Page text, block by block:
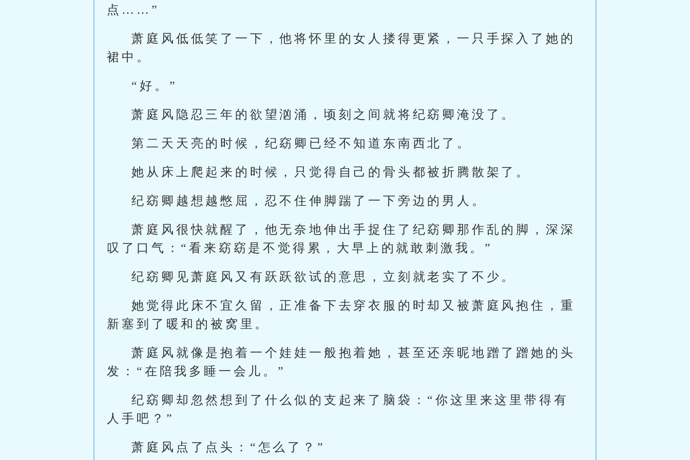
点……”
萧庭风低低笑了一下，他将怀里的女人搂得更紧，一只手探入了她的
裙中。
“好。”
萧庭风隐忍三年的欲望汹涌，顷刻之间就将纪窈卿淹没了。
第二天天亮的时候，纪窈卿已经不知道东南西北了。
她从床上爬起来的时候，只觉得自己的骨头都被折腾散架了。
纪窈卿越想越憋屈，忍不住伸脚踹了一下旁边的男人。
萧庭风很快就醒了，他无奈地伸出手捉住了纪窈卿那作乱的脚，深深
叹了口气：“看来窈窈是不觉得累，大早上的就敢刺激我。”
纪窈卿见萧庭风又有跃跃欲试的意思，立刻就老实了不少。
她觉得此床不宜久留，正准备下去穿衣服的时却又被萧庭风抱住，重
新塞到了暖和的被窝里。
萧庭风就像是抱着一个娃娃一般抱着她，甚至还亲昵地蹭了蹭她的头
发：“在陪我多睡一会儿。”
纪窈卿却忽然想到了什么似的支起来了脑袋：“你这里来这里带得有
人手吧？”
萧庭风点了点头：“怎么了？”